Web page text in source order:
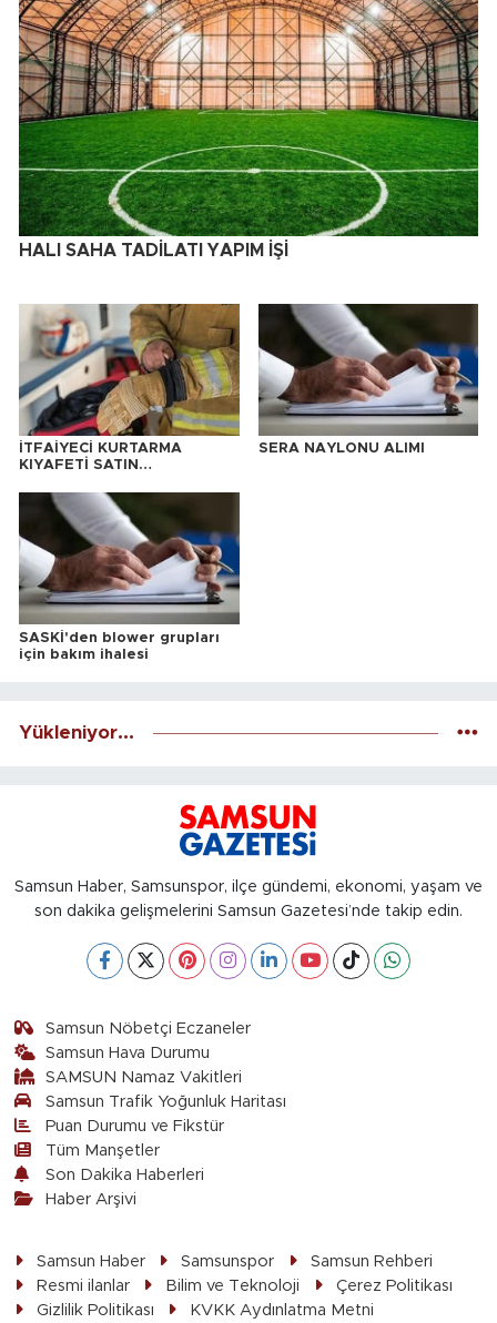
HALI SAHA TADİLATI YAPIM İŞİ
İTFAİYECİ KURTARMA
KIYAFETİ SATIN
SERA NAYLONU ALIMI
SASKİ'den blower grupları
için bakım ihalesi
Yükleniyor...
Samsun Haber, Samsunspor, ilçe gündemi, ekonomi, yaşam ve
son dakika gelişmelerini Samsun Gazetesi’nde takip edin.
Samsun Nöbetçi Eczaneler
Samsun Hava Durumu
SAMSUN Namaz Vakitleri
Samsun Trafik Yoğunluk Haritası
Puan Durumu ve Fikstür
Tüm Manşetler
Son Dakika Haberleri
Haber Arşivi
Samsun Haber Samsunspor
Samsun Rehberi
Resmi ilanlar
Bilim ve Teknoloji
Çerez Politikası
Gizlilik Politikası
KVKK Aydınlatma Metni